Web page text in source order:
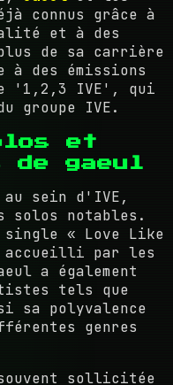
connus grâce à
et à des
de sa carrière
à des émissions
'1,2,3 IVE', qui
groupe IVE.
et
de gaeul
sein d'IVE,
solos notables.
« Love Like
accueilli par les
a également
tels que
sa polyvalence
genres
sollicitée